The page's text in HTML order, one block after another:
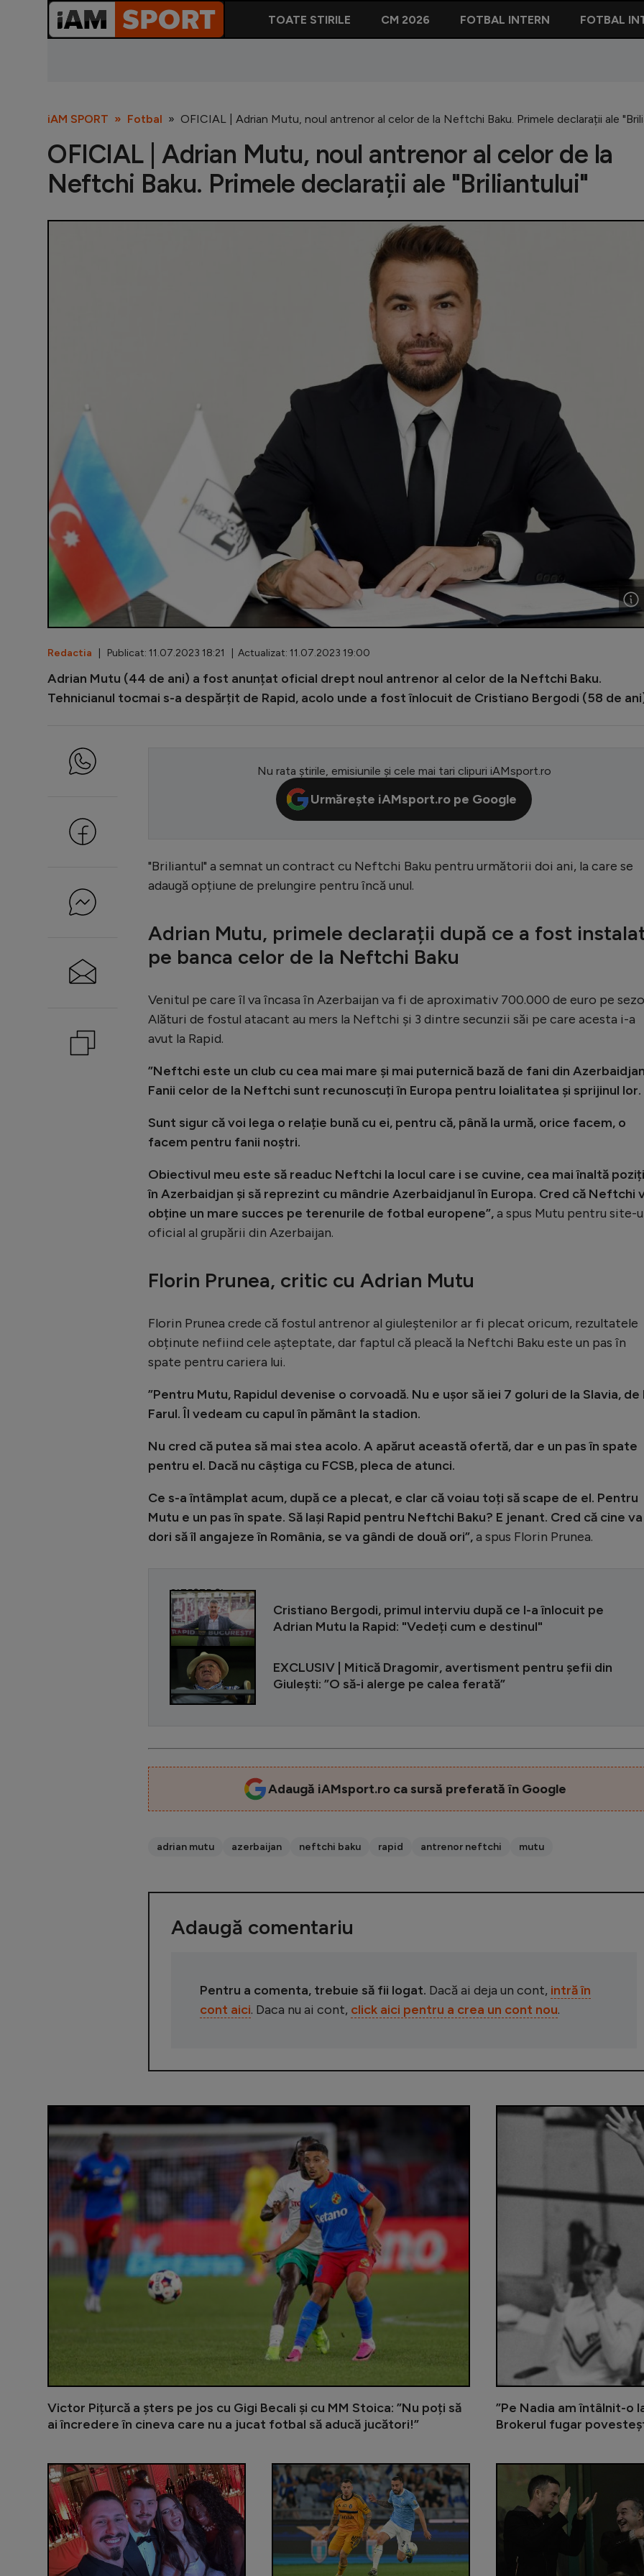
TOATE STIRILE CM 2026 FOTBAL INTERN FOTBAL
iAM SPORT Fotbal OFICIAL | Adrian Mutu, noul antrenor al celor de la Neftchi Baku. Primele declarații ale
OFICIAL | Adrian Mutu, noul antrenor al celor de la
Neftchi Baku. Primele declarații ale "Briliantului"
Redactia | Publicat: 11.07.2023 18:21 | Actualizat: 11.07.2023 19:00
Adrian Mutu (44 de ani) a fost anunțat oficial drept noul antrenor al celor de la Neftchi Baku.
Tehnicianul tocmai s-a despărțit de Rapid, acolo unde a fost înlocuit de Cristiano Bergodi (58 de
Nu rata știrile, emisiunile și cele mai tari clipuri iAMsport.ro
Urmărește iAMsport.ro pe Google
"Briliantul" a semnat un contract cu Neftchi Baku pentru următorii doi ani, la care se
adaugă opțiune de prelungire pentru încă unul.
Adrian Mutu, primele declarații după ce a fost
pe banca celor de la Neftchi Baku
Venitul pe care îl va încasa în Azerbaijan va fi de aproximativ 700.000 de euro pe
Alături de fostul atacant au mers la Neftchi și 3 dintre secunzii săi pe care acesta i-a
avut la Rapid.
”Neftchi este un club cu cea mai mare și mai puternică bază de fani din
Fanii celor de la Neftchi sunt recunoscuți în Europa pentru loialitatea și sprijinul lor.
Sunt sigur că voi lega o relație bună cu ei, pentru că, până la urmă, orice facem, o
facem pentru fanii noștri.
Obiectivul meu este să readuc Neftchi la locul care i se cuvine, cea mai înaltă
în Azerbaidjan și să reprezint cu mândrie Azerbaidjanul în Europa. Cred că Neftchi
obține un mare succes pe terenurile de fotbal europene”,a spus Mutu pentru site-
oficial al grupării din Azerbaijan.
Florin Prunea, critic cu Adrian Mutu
Florin Prunea crede că fostul antrenor al giuleștenilor ar fi plecat oricum, rezultatele
obținute nefiind cele așteptate, dar faptul că pleacă la Neftchi Baku este un pas în
spate pentru cariera lui.
”Pentru Mutu, Rapidul devenise o corvoadă. Nu e ușor să iei 7 goluri de la Slavia, de
Farul. Îl vedeam cu capul în pământ la stadion.
Nu cred că putea să mai stea acolo. A apărut această ofertă, dar e un pas în spate
pentru el. Dacă nu câștiga cu FCSB, pleca de atunci.
Ce s-a întâmplat acum, după ce a plecat, e clar că voiau toți să scape de el. Pentru
Mutu e un pas în spate. Să lași Rapid pentru Neftchi Baku? E jenant. Cred că cine va
dori să îl angajeze în România, se va gândi de două ori”,a spus Florin Prunea.
CITEȘTE ȘI
Cristiano Bergodi, primul interviu după ce l-a înlocuit pe
Adrian Mutu la Rapid: "Vedeți cum e destinul"
EXCLUSIV | Mitică Dragomir, avertisment pentru șefii din
Giulești: ”O să-i alerge pe calea ferată”
Adaugă iAMsport.ro ca sursă preferată în Google
adrian mutu azerbaijan neftchi baku rapid antrenor neftchi mutu
Adaugă comentariu
Pentru a comenta, trebuie să fii logat. Dacă ai deja un cont, intră în
cont aici. Daca nu ai cont, click aici pentru a crea un cont nou.
Victor Pițurcă a șters pe jos cu Gigi Becali și cu MM Stoica: ”Nu poți să
ai încredere în cineva care nu a jucat fotbal să aducă jucători!”
”Pe Nadia am întâlnit-o
Brokerul fugar
A fost șofer de Uber și însoțitor